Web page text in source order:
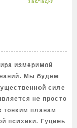
измеримой
Мы будем
силе
не просто
тонким планам
психики. Гуцинь